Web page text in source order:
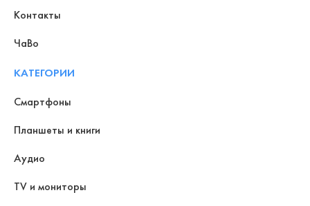
Контакты
ЧаВо
КАТЕГОРИИ
Смартфоны
Планшеты и книги
Аудио
TV и мониторы